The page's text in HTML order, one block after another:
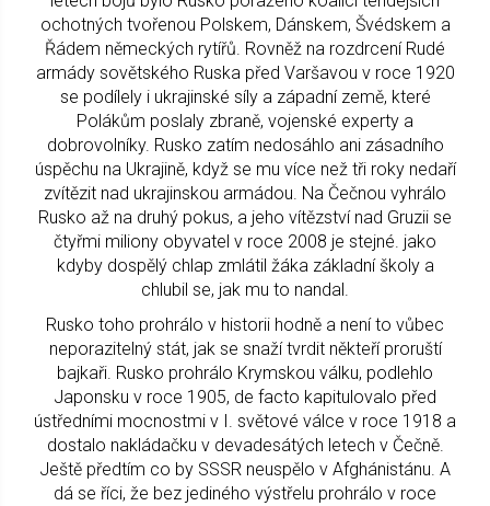
ochotných tvořenou Polskem, Dánskem, Švédskem a
Řádem německých rytířů. Rovněž na rozdrcení Rudé
armády sovětského Ruska před Varšavou v roce 1920
se podílely i ukrajinské síly a západní země, které
Polákům poslaly zbraně, vojenské experty a
dobrovolníky. Rusko zatím nedosáhlo ani zásadního
úspěchu na Ukrajině, když se mu více než tři roky nedaří
zvítězit nad ukrajinskou armádou. Na Čečnou vyhrálo
Rusko až na druhý pokus, a jeho vítězství nad Gruzii se
čtyřmi miliony obyvatel v roce 2008 je stejné. jako
kdyby dospělý chlap zmlátil žáka základní školy a
chlubil se, jak mu to nandal.
Rusko toho prohrálo v historii hodně a není to vůbec
neporazitelný stát, jak se snaží tvrdit někteří proruští
bajkaři. Rusko prohrálo Krymskou válku, podlehlo
Japonsku v roce 1905, de facto kapitulovalo před
ústředními mocnostmi v I. světové válce v roce 1918 a
dostalo nakládačku v devadesátých letech v Čečně.
Ještě předtím co by SSSR neuspělo v Afghánistánu. A
dá se říci, že bez jediného výstřelu prohrálo v roce